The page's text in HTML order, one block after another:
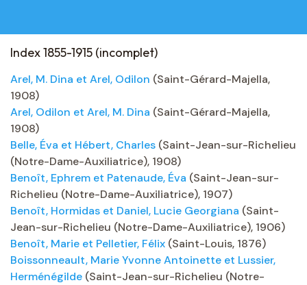
Index 1855-1915 (incomplet)
Arel, M. Dina et Arel, Odilon (Saint-Gérard-Majella,
1908)
Arel, Odilon et Arel, M. Dina (Saint-Gérard-Majella,
1908)
Belle, Éva et Hébert, Charles (Saint-Jean-sur-Richelieu
(Notre-Dame-Auxiliatrice), 1908)
Benoît, Ephrem et Patenaude, Éva (Saint-Jean-sur-
Richelieu (Notre-Dame-Auxiliatrice), 1907)
Benoît, Hormidas et Daniel, Lucie Georgiana (Saint-
Jean-sur-Richelieu (Notre-Dame-Auxiliatrice), 1906)
Benoît, Marie et Pelletier, Félix (Saint-Louis, 1876)
Boissonneault, Marie Yvonne Antoinette et Lussier,
Herménégilde (Saint-Jean-sur-Richelieu (Notre-